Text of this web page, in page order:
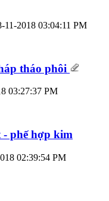
11-2018 03:04:11 PM
tháo phôi
03:27:37 PM
- phế hợp kim
02:39:54 PM